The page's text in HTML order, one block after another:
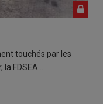
touchés par les
FDSEA…